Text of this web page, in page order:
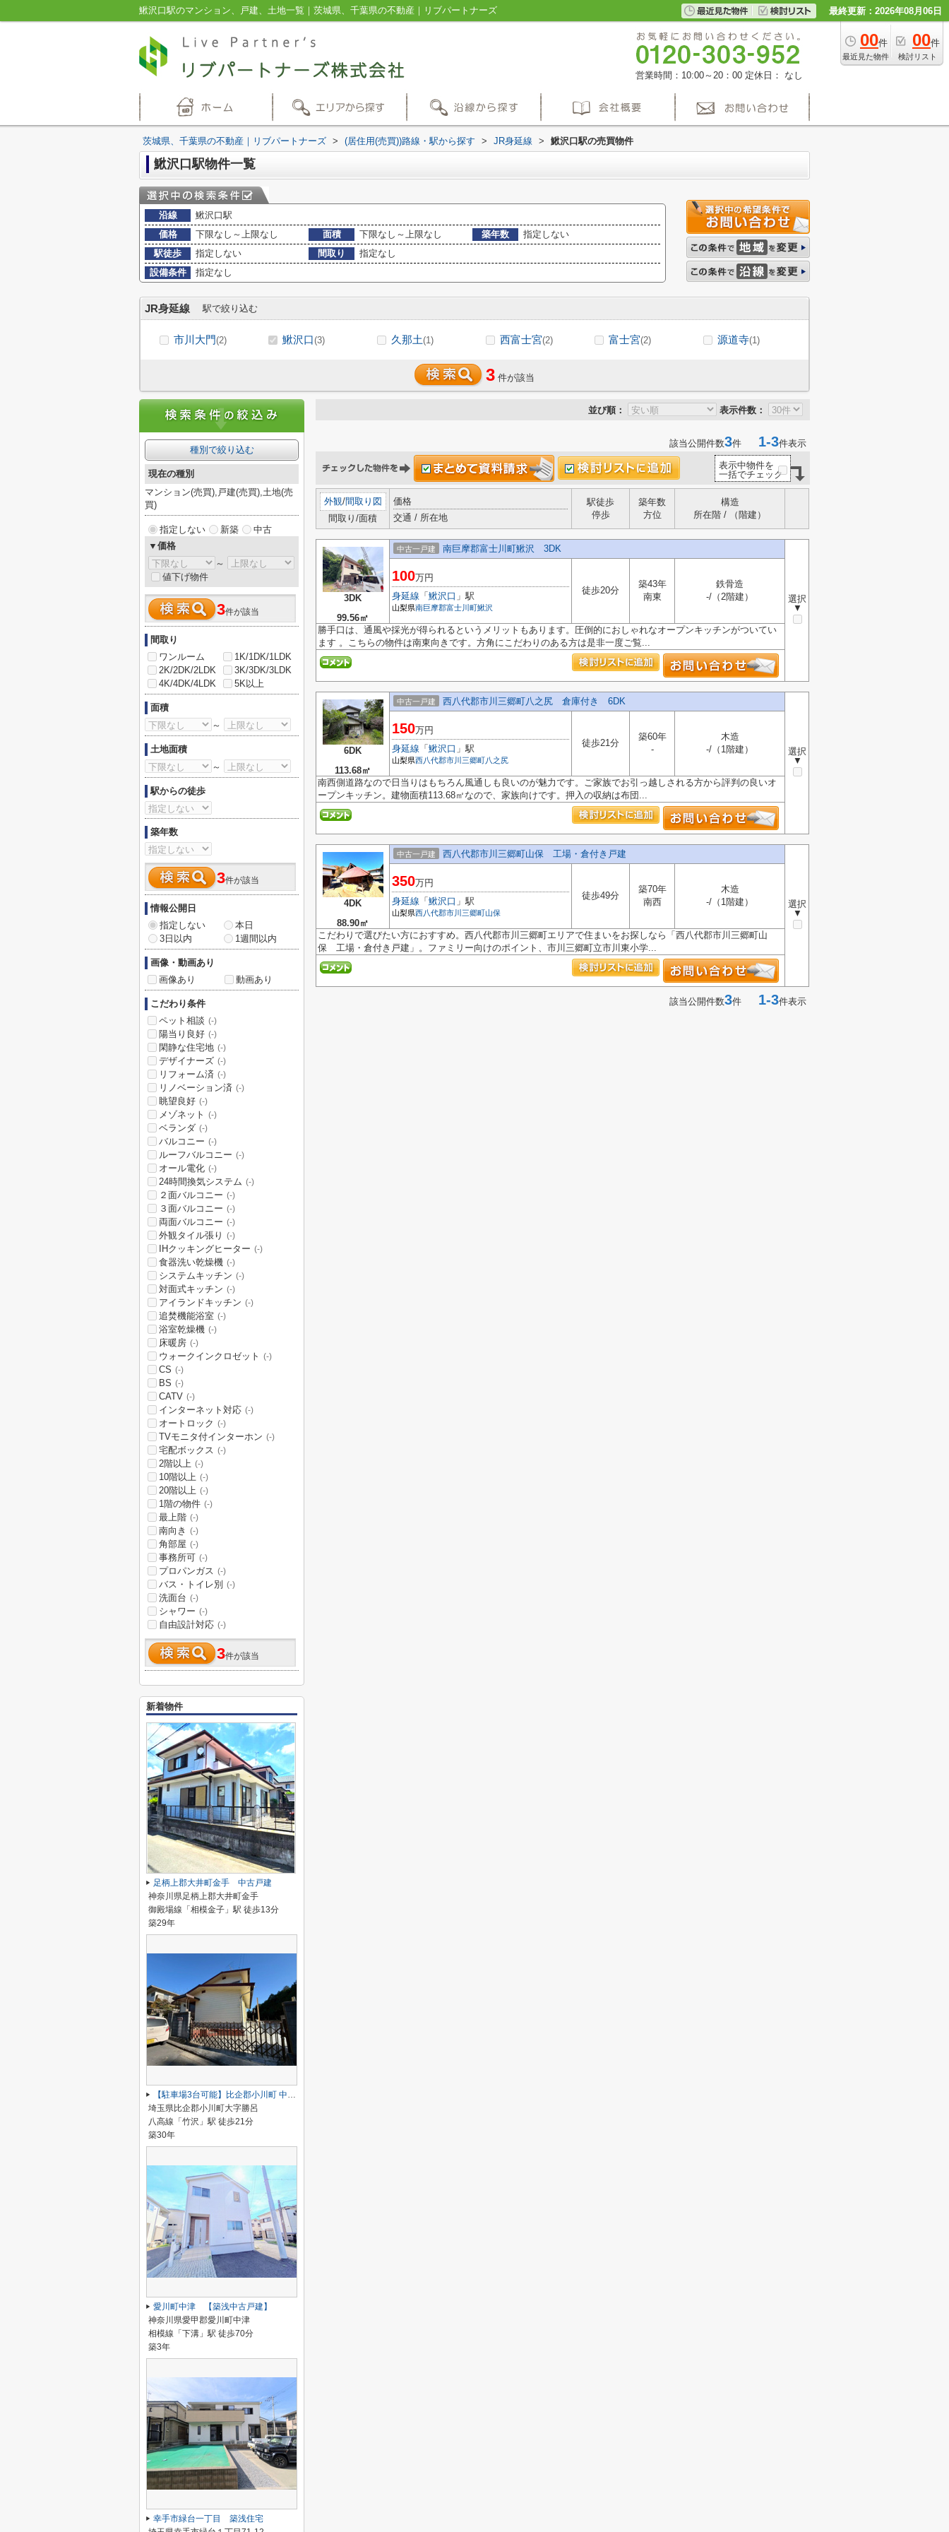
鰍沢口駅のマンション、戸建、土地一覧｜茨城県、千葉県の不動産｜リブパートナーズ 最終更新：2026年08月06日
00件
最近見た物件
00件
検討リスト
営業時間：10:00～20：00 定休日： なし
茨城県、千葉県の不動産｜リブパートナーズ > (居住用(売買))路線・駅から探す > JR身延線 > 鰍沢口駅の売買物件
鰍沢口駅物件一覧
沿線
鰍沢口駅
価格
下限なし～上限なし 面積 下限なし～上限なし 築年数
指定しない
駅徒歩
指定しない 間取り
指定なし
設備条件
指定なし
JR身延線 駅で絞り込む
市川大門(2) 鰍沢口(3) 久那土(1) 西富士宮(2) 富士宮(2) 源道寺(1)
3 件が該当
並び順： 表示件数：
該当公開件数3件 1-3件表示
表示中物件を
一括でチェック
外観/間取り図
間取り/面積
価格
交通 / 所在地
駅徒歩
停歩
築年数
方位
構造
所在階 / （階建）
3DK
99.56㎡
中古一戸建 南巨摩郡富士川町鰍沢 3DK
選択
▼
100万円
身延線 「 鰍沢口 」駅
山梨県南巨摩郡富士川町鰍沢
徒歩20分
築43年
南東
鉄骨造
-/（2階建）
勝手口は、通風や採光が得られるというメリットもあります。圧倒的におしゃれなオープンキッチンがついてい
ます 。こちらの物件は南東向きです。方角にこだわりのある方は是非一度ご覧...
6DK
113.68㎡
中古一戸建 西八代郡市川三郷町八之尻 倉庫付き 6DK
選択
▼
150万円
身延線 「 鰍沢口 」駅
山梨県西八代郡市川三郷町八之尻
徒歩21分
築60年
-
木造
-/（1階建）
南西側道路なので日当りはもちろん風通しも良いのが魅力です。ご家族でお引っ越しされる方から評判の良いオ
ープンキッチン。建物面積113.68㎡なので、家族向けです。押入の収納は布団...
4DK
88.90㎡
中古一戸建 西八代郡市川三郷町山保 工場・倉付き戸建
選択
▼
350万円
身延線 「 鰍沢口 」駅
山梨県西八代郡市川三郷町山保
徒歩49分
築70年
南西
木造
-/（1階建）
こだわりで選びたい方におすすめ。西八代郡市川三郷町エリアで住まいをお探しなら「西八代郡市川三郷町山
保 工場・倉付き戸建」。ファミリー向けのポイント、市川三郷町立市川東小学...
該当公開件数3件 1-3件表示
種別で絞り込む
現在の種別
マンション(売買),戸建(売買),土地(売
買)
指定しない 新築
中古
▼価格
～
値下げ物件
3件が該当
間取り
ワンルーム
1K/1DK/1LDK
2K/2DK/2LDK
3K/3DK/3LDK
4K/4DK/4LDK
5K以上
面積
～
土地面積
～
駅からの徒歩
築年数
3件が該当
情報公開日
指定しない
本日
3日以内
1週間以内
画像・動画あり
画像あり
動画あり
こだわり条件
ペット相談 (-)
陽当り良好 (-)
閑静な住宅地 (-)
デザイナーズ (-)
リフォーム済 (-)
リノベーション済 (-)
眺望良好 (-)
メゾネット (-)
ベランダ (-)
バルコニー (-)
ルーフバルコニー (-)
オール電化 (-)
24時間換気システム (-)
２面バルコニー (-)
３面バルコニー (-)
両面バルコニー (-)
外観タイル張り (-)
IHクッキングヒーター (-)
食器洗い乾燥機 (-)
システムキッチン (-)
対面式キッチン (-)
アイランドキッチン (-)
追焚機能浴室 (-)
浴室乾燥機 (-)
床暖房 (-)
ウォークインクロゼット (-)
CS (-)
BS (-)
CATV (-)
インターネット対応 (-)
オートロック (-)
TVモニタ付インターホン (-)
宅配ボックス (-)
2階以上 (-)
10階以上 (-)
20階以上 (-)
1階の物件 (-)
最上階 (-)
南向き (-)
角部屋 (-)
事務所可 (-)
プロパンガス (-)
バス・トイレ別 (-)
洗面台 (-)
シャワー (-)
自由設計対応 (-)
3件が該当
新着物件
足柄上郡大井町金手 中古戸建
神奈川県足柄上郡大井町金手
御殿場線「相模金子」駅 徒歩13分
築29年
【駐車場3台可能】比企郡小川町 中古戸建
埼玉県比企郡小川町大字勝呂
八高線「竹沢」駅 徒歩21分
築30年
愛川町中津 【築浅中古戸建】
神奈川県愛甲郡愛川町中津
相模線「下溝」駅 徒歩70分
築3年
幸手市緑台一丁目 築浅住宅